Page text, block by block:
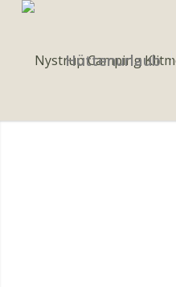
Hüttenurlaub